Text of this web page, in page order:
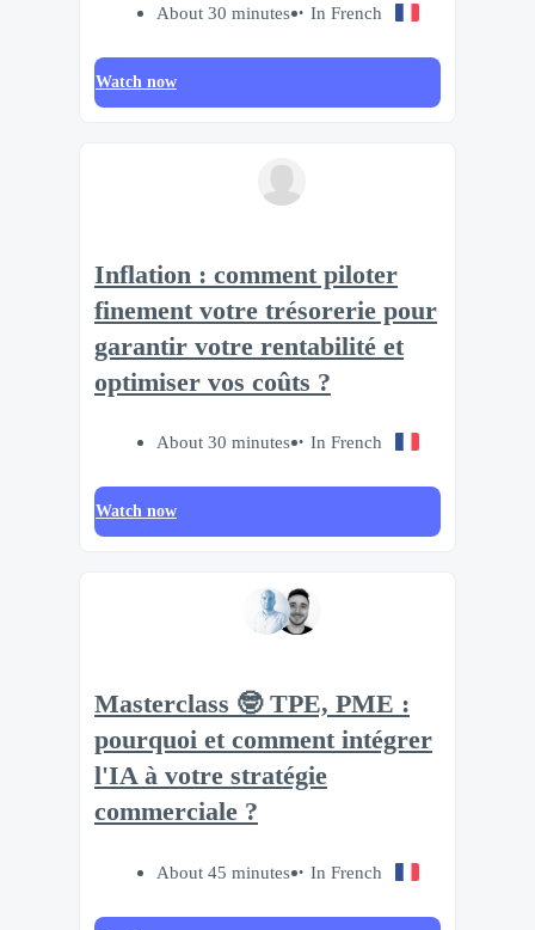
About 30 minutes In French
Watch now
Inflation : comment piloter
finement votre trésorerie pour
garantir votre rentabilité et
optimiser vos coûts ?
About 30 minutes In French
Watch now
Masterclass 🤓 TPE, PME :
pourquoi et comment intégrer
l'IA à votre stratégie
commerciale ?
About 45 minutes In French